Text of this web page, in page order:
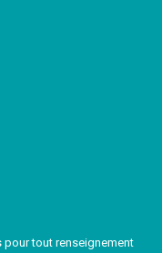
pour tout renseignement